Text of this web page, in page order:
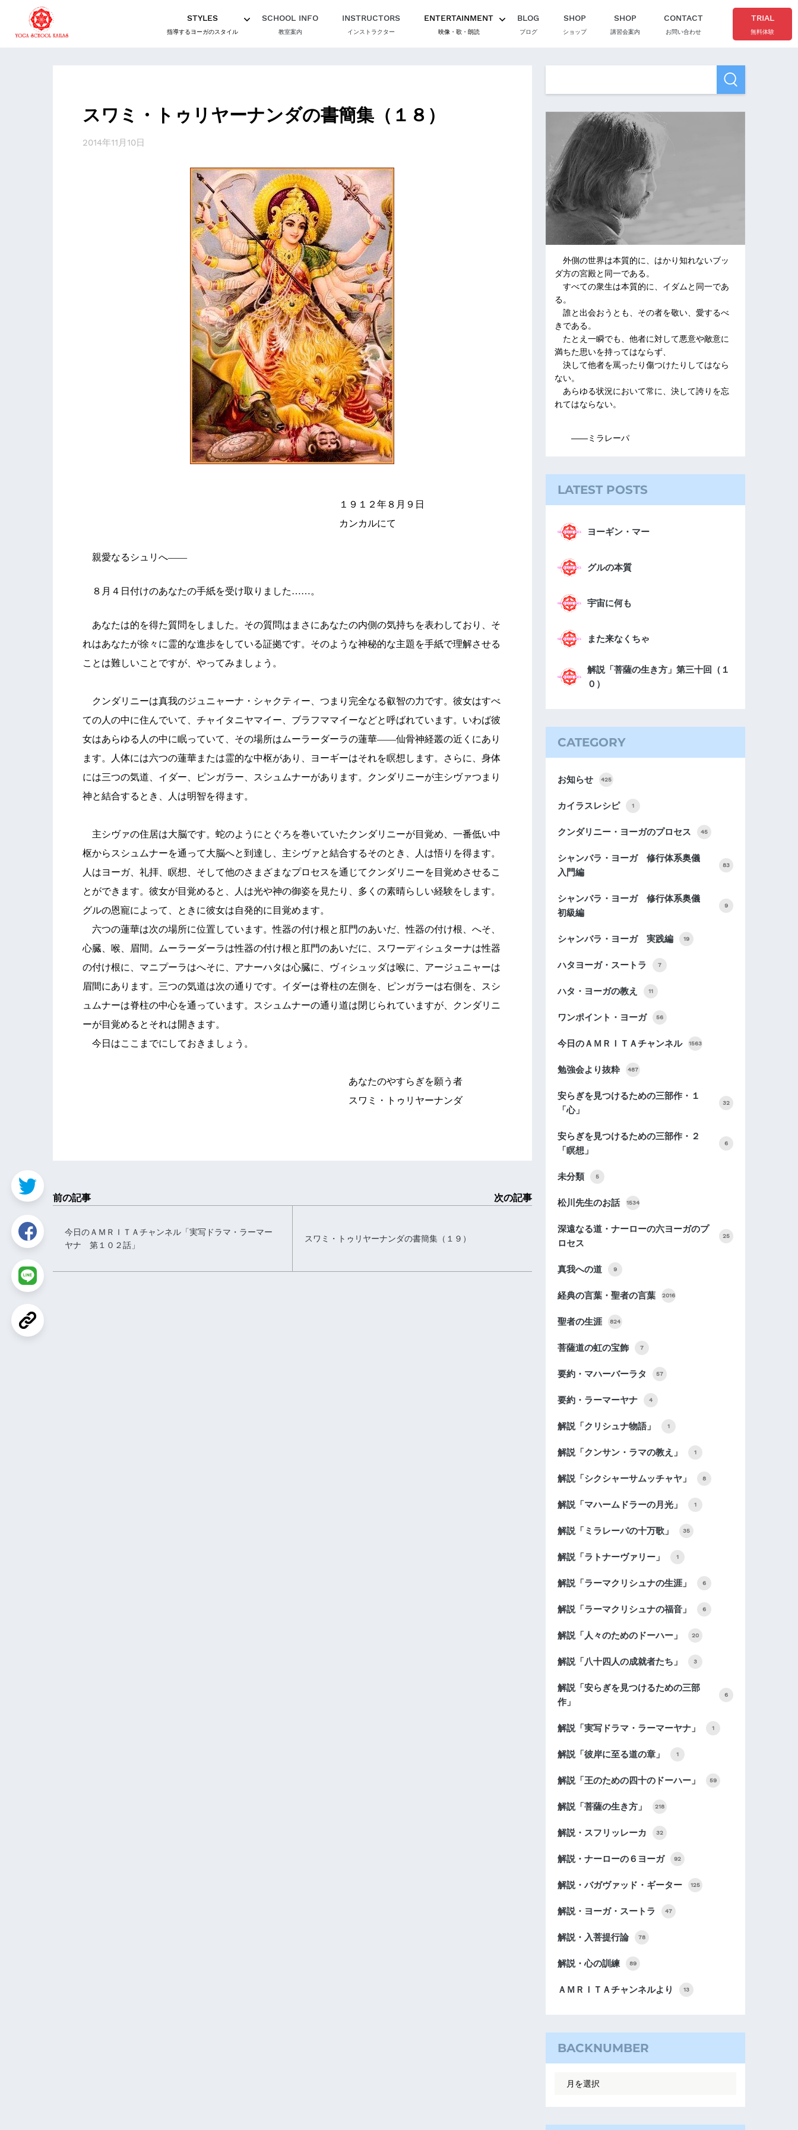
STYLES
指導するヨーガのスタイル
SCHOOL INFO
教室案内
INSTRUCTORS
インストラクター
ENTERTAINMENT
映像・歌・朗読
BLOG
ブログ
SHOP
ショップ
SHOP
講習会案内
CONTACT
お問い合わせ
TRIAL
無料体験
スワミ・トゥリヤーナンダの書簡集（１８）
2014年11月10日
１９１２年８月９日
カンカルにて
親愛なるシュリへ――
８月４日付けのあなたの手紙を受け取りました……。
あなたは的を得た質問をしました。その質問はまさにあなたの内側の気持ちを表わしており、そ
れはあなたが徐々に霊的な進歩をしている証拠です。そのような神秘的な主題を手紙で理解させる
ことは難しいことですが、やってみましょう。
クンダリニーは真我のジュニャーナ・シャクティー、つまり完全なる叡智の力です。彼女はすべ
ての人の中に住んでいて、チャイタニヤマイー、ブラフママイーなどと呼ばれています。いわば彼
女はあらゆる人の中に眠っていて、その場所はムーラーダーラの蓮華――仙骨神経叢の近くにあり
ます。人体には六つの蓮華または霊的な中枢があり、ヨーギーはそれを瞑想します。さらに、身体
には三つの気道、イダー、ピンガラー、スシュムナーがあります。クンダリニーが主シヴァつまり
神と結合するとき、人は明智を得ます。
主シヴァの住居は大脳です。蛇のようにとぐろを巻いていたクンダリニーが目覚め、一番低い中
枢からスシュムナーを通って大脳へと到達し、主シヴァと結合するそのとき、人は悟りを得ます。
人はヨーガ、礼拝、瞑想、そして他のさまざまなプロセスを通じてクンダリニーを目覚めさせるこ
とができます。彼女が目覚めると、人は光や神の御姿を見たり、多くの素晴らしい経験をします。
グルの恩寵によって、ときに彼女は自発的に目覚めます。
六つの蓮華は次の場所に位置しています。性器の付け根と肛門のあいだ、性器の付け根、へそ、
心臓、喉、眉間。ムーラーダーラは性器の付け根と肛門のあいだに、スワーディシュターナは性器
の付け根に、マニプーラはへそに、アナーハタは心臓に、ヴィシュッダは喉に、アージュニャーは
眉間にあります。三つの気道は次の通りです。イダーは脊柱の左側を、ピンガラーは右側を、スシ
ュムナーは脊柱の中心を通っています。スシュムナーの通り道は閉じられていますが、クンダリニ
ーが目覚めるとそれは開きます。
今日はここまでにしておきましょう。
あなたのやすらぎを願う者
スワミ・トゥリヤーナンダ
前の記事
今日のＡＭＲＩＴＡチャンネル「実写ドラマ・ラーマー
ヤナ 第１０２話」
次の記事
スワミ・トゥリヤーナンダの書簡集（１９）
外側の世界は本質的に、はかり知れないブッ
ダ方の宮殿と同一である。
すべての衆生は本質的に、イダムと同一であ
る。
誰と出会おうとも、その者を敬い、愛するべ
きである。
たとえ一瞬でも、他者に対して悪意や敵意に
満ちた思いを持ってはならず、
決して他者を罵ったり傷つけたりしてはなら
ない。
あらゆる状況において常に、決して誇りを忘
れてはならない。
――ミラレーパ
LATEST POSTS
ヨーギン・マー
グルの本質
宇宙に何も
また来なくちゃ
解説「菩薩の生き方」第三十回（１
０）
CATEGORY
お知らせ 425
カイラスレシピ 1
クンダリニー・ヨーガのプロセス 45
シャンバラ・ヨーガ 修行体系奥儀
入門編
83
シャンバラ・ヨーガ 修行体系奥儀
初級編
9
シャンバラ・ヨーガ 実践編 19
ハタヨーガ・スートラ 7
ハタ・ヨーガの教え 11
ワンポイント・ヨーガ 56
今日のＡＭＲＩＴＡチャンネル 1563
勉強会より抜粋 487
安らぎを見つけるための三部作・１
「心」
32
安らぎを見つけるための三部作・２
「瞑想」
6
未分類 5
松川先生のお話 1534
深遠なる道・ナーローの六ヨーガのプ
ロセス
25
真我への道 9
経典の言葉・聖者の言葉 2016
聖者の生涯 824
菩薩道の虹の宝飾 7
要約・マハーバーラタ 57
要約・ラーマーヤナ 4
解説「クリシュナ物語」 1
解説「クンサン・ラマの教え」 1
解説「シクシャーサムッチャヤ」 8
解説「マハームドラーの月光」 1
解説「ミラレーパの十万歌」 35
解説「ラトナーヴァリー」 1
解説「ラーマクリシュナの生涯」 6
解説「ラーマクリシュナの福音」 6
解説「人々のためのドーハー」 20
解説「八十四人の成就者たち」 3
解説「安らぎを見つけるための三部
作」
6
解説「実写ドラマ・ラーマーヤナ」 1
解説「彼岸に至る道の章」 1
解説「王のための四十のドーハー」 59
解説「菩薩の生き方」 218
解説・スフリッレーカ 32
解説・ナーローの６ヨーガ 92
解説・バガヴァッド・ギーター 125
解説・ヨーガ・スートラ 47
解説・入菩提行論 78
解説・心の訓練 89
ＡＭＲＩＴＡチャンネルより 13
BACKNUMBER